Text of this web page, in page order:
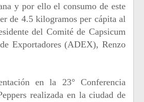
y por ello el consumo de este
de 4.5 kilogramos per cápita al
del Comité de Capsicum
Exportadores (ADEX), Renzo
en la 23° Conferencia
realizada en la ciudad de